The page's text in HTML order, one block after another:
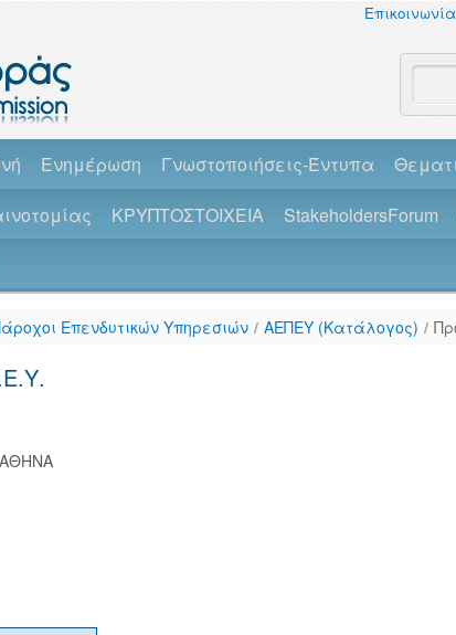
Επικοινωνία
Ενημέρωση Γνωστοποιήσεις-Έντυπα
ΚΡΥΠΤΟΣΤΟΙΧΕΙΑ StakeholdersForum
Επενδυτικών Υπηρεσιών / ΑΕΠΕΥ (Κατάλογος) /